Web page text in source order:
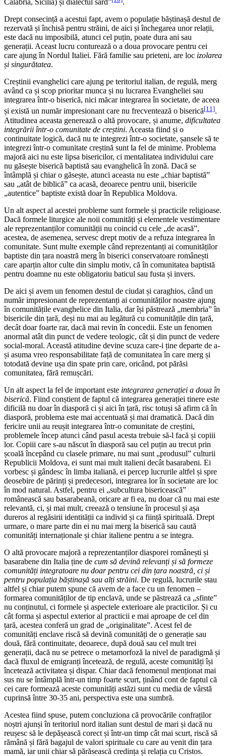
Calabria, Sicilia) și dialectul sard”
.
Drept consecință a acestui fapt, avem o populație băștinașă destul de
rezervată și închisă pentru străini, de aici și închegarea unor relații,
este dacă nu imposibilă, atunci cel puțin, poate dura ani sau
generații. Aceast lucru conturează o a doua provocare pentru cei
care ajung în Nordul Italiei. Fără familie sau prieteni, are loc izolarea
și singurătatea.
Creștinii evanghelici care ajung pe teritoriul italian, de regulă, merg
având ca și scop prioritar munca și nu lucrarea Evangheliei sau
integrarea într-o biserică, nici măcar integrarea în societate, de aceea
și există un număr impresionant care nu frecventează o biserică[11].
Atitudinea aceasta generează o altă provocare, și anume, dificultatea
integrării într-o comunitate de creștini. Aceasta fiind și o
continuitate logică, dacă nu te integrezi într-o societate, șansele să te
integrezi într-o comunitate creștină sunt la fel de minime. Problema
majoră aici nu este lipsa bisericilor, ci mentalitatea individului care
nu găsește biserică baptistă sau evanghelică în zonă. Dacă se
întâmplă și chiar o găsește, atunci aceasta nu este „chiar baptistă”
sau „atât de biblică” ca acasă, deoarece pentru unii, bisericile
„autentice” baptiste există doar în Republica Moldova.
Un alt aspect al acestei probleme sunt formele și practicile religioase.
Dacă formele liturgice ale noii comunități și elementele vestimentare
ale reprezentanților comunității nu coincid cu cele „de acasă”,
acestea, de asemenea, servesc drept motiv de a refuza integrarea în
comunitate. Sunt multe exemple când reprezentanți ai comunităților
baptiste din țara noastră merg în biserici conservatoare românești
care aparțin altor culte din simplu motiv, că în comunitatea baptistă
pentru doamne nu este obligatoriu baticul sau fusta și invers.
De aici și avem un fenomen destul de ciudat și caraghios, când un
număr impresionant de reprezentanți ai comunităților noastre ajung
în comunitățile evanghelice din Italia, dar își păstrează „membria” în
bisericile din țară, deși nu mai au legătură cu comunitățile din țară,
decât doar foarte rar, dacă mai revin în concedii. Este un fenomen
anormal atât din punct de vedere teologic, cât și din punct de vedere
social-moral. Această atitudine devine scuza care-i ține departe de a-
și asuma vreo responsabilitate față de comunitatea în care merg și
totodată devine ușa din spate prin care, oricând, pot părăsi
comunitatea, fără remușcări.
Un alt aspect la fel de important este integrarea generației a doua în
biserică. Fiind conștient de faptul că integrarea generației tinere este
dificilă nu doar în diasporă ci și aici în țară, risc totuși să afirm că în
diasporă, problema este mai accentuată și mai dramatică. Dacă din
fericire unii au reușit integrarea într-o comunitate de creștini,
problemele încep atunci când pasul acesta trebuie să-l facă și copiii
lor. Copiii care s-au născut în diasporă sau cel puțin au trecut prin
școală începând cu clasele primare, nu mai sunt „produsul” culturii
Republicii Moldova, ei sunt mai mult italieni decât basarabeni. Ei
vorbesc și gândesc în limba italiană, ei percep lucrurile altfel și spre
deosebire de părinți și predecesori, integrarea lor în societate are loc
în mod natural. Astfel, pentru ei „subcultura bisericească”
românească sau basarabeană, oricare ar fi ea, nu doar că nu mai este
relevantă, ci, și mai mult, creează o tensiune în procesul și așa
dureros al regăsirii identității ca individ și ca ființă spirituală. Drept
urmare, o mare parte din ei nu mai merg la biserică sau caută
comunități internaționale și chiar italiene pentru a se integra.
O altă provocare majoră a reprezentanților diasporei românești și
basarabene din Italia ține de cum să devină relevanți și să formeze
comunități integratoare nu doar pentru cei din țara noastră, ci și
pentru populația băștinașă sau alți străini. De regulă, lucrurile stau
altfel și chiar putem spune că avem de a face cu un fenomen –
formarea comunităților de tip enclavă, unde se păstrează ca „sfinte”
nu conținutul, ci formele și aspectele exterioare ale practicilor. Și cu
cât forma și aspectul exterior al practicii e mai aproape de cel din
țară, acestea conferă un grad de „originalitate”. Acest fel de
comunități enclave riscă să devină comunități de o generație sau
două, fără continuitate, deoarece, după două sau cel mult trei
generații, dacă nu se petrece o metamorfoză la nivel de paradigmă și
dacă fluxul de emigranți încetează, de regulă, aceste comunități își
încetează activitatea și dispar. Chiar dacă fenomenul menționat mai
sus nu se întâmplă într-un timp foarte scurt, ținând cont de faptul că
cei care formează aceste comunități astăzi sunt cu media de vârstă
cuprinsă între 30-35 ani, perspectiva este una sumbră.
Acestea fiind spuse, putem concluziona că provocările confraților
noștri ajunși în teritoriul nord italian sunt destul de mari și dacă nu
reușesc să le depășească corect și într-un timp cât mai scurt, riscă să
rămână și fără bagajul de valori spirituale cu care au venit din țara
mamă, iar unii chiar să părăsească credința și relația cu Cristos.